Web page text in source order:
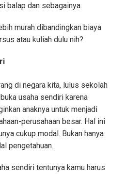
balap dan sebagainya.
murah dibandingkan biaya
atau kuliah dulu nih?
di negara kita, lulus sekolah
usaha sendiri karena
anaknya untuk menjadi
perusahaan besar. Hal ini
cukup modal. Bukan hanya
pengetahuan.
sendiri tentunya kamu harus